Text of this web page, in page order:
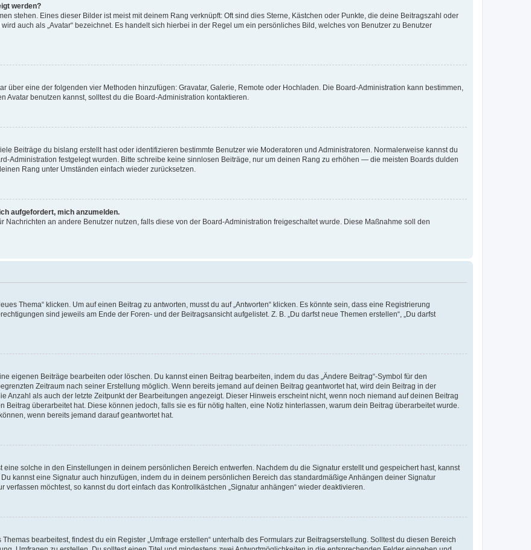
werden?
stehen. Eines dieser Bilder ist meist mit deinem Rang verknüpft: Oft sind dies Sterne, Kästchen oder Punkte, die deine Beitragszahl oder
auch als „Avatar“ bezeichnet. Es handelt sich hierbei in der Regel um ein persönliches Bild, welches von Benutzer zu Benutzer
über eine der folgenden vier Methoden hinzufügen: Gravatar, Galerie, Remote oder Hochladen. Die Board-Administration kann bestimmen,
benutzen kannst, solltest du die Board-Administration kontaktieren.
Beiträge du bislang erstellt hast oder identifizieren bestimmte Benutzer wie Moderatoren und Administratoren. Normalerweise kannst du
Administration festgelegt wurden. Bitte schreibe keine sinnlosen Beiträge, nur um deinen Rang zu erhöhen — die meisten Boards dulden
Rang unter Umständen einfach wieder zurücksetzen.
aufgefordert, mich anzumelden.
Nachrichten an andere Benutzer nutzen, falls diese von der Board-Administration freigeschaltet wurde. Diese Maßnahme soll den
Thema“ klicken. Um auf einen Beitrag zu antworten, musst du auf „Antworten“ klicken. Es könnte sein, dass eine Registrierung
sind jeweils am Ende der Foren- und der Beitragsansicht aufgelistet. Z. B. „Du darfst neue Themen erstellen“, „Du darfst
eigenen Beiträge bearbeiten oder löschen. Du kannst einen Beitrag bearbeiten, indem du das „Ändere Beitrag“-Symbol für den
Zeitraum nach seiner Erstellung möglich. Wenn bereits jemand auf deinen Beitrag geantwortet hat, wird dein Beitrag in der
Anzahl als auch der letzte Zeitpunkt der Bearbeitungen angezeigt. Dieser Hinweis erscheint nicht, wenn noch niemand auf deinen Beitrag
überarbeitet hat. Diese können jedoch, falls sie es für nötig halten, eine Notiz hinterlassen, warum dein Beitrag überarbeitet wurde.
wenn bereits jemand darauf geantwortet hat.
solche in den Einstellungen in deinem persönlichen Bereich entwerfen. Nachdem du die Signatur erstellt und gespeichert hast, kannst
kannst eine Signatur auch hinzufügen, indem du in deinem persönlichen Bereich das standardmäßige Anhängen deiner Signatur
möchtest, so kannst du dort einfach das Kontrollkästchen „Signatur anhängen“ wieder deaktivieren.
bearbeitest, findest du ein Register „Umfrage erstellen“ unterhalb des Formulars zur Beitragserstellung. Solltest du diesen Bereich